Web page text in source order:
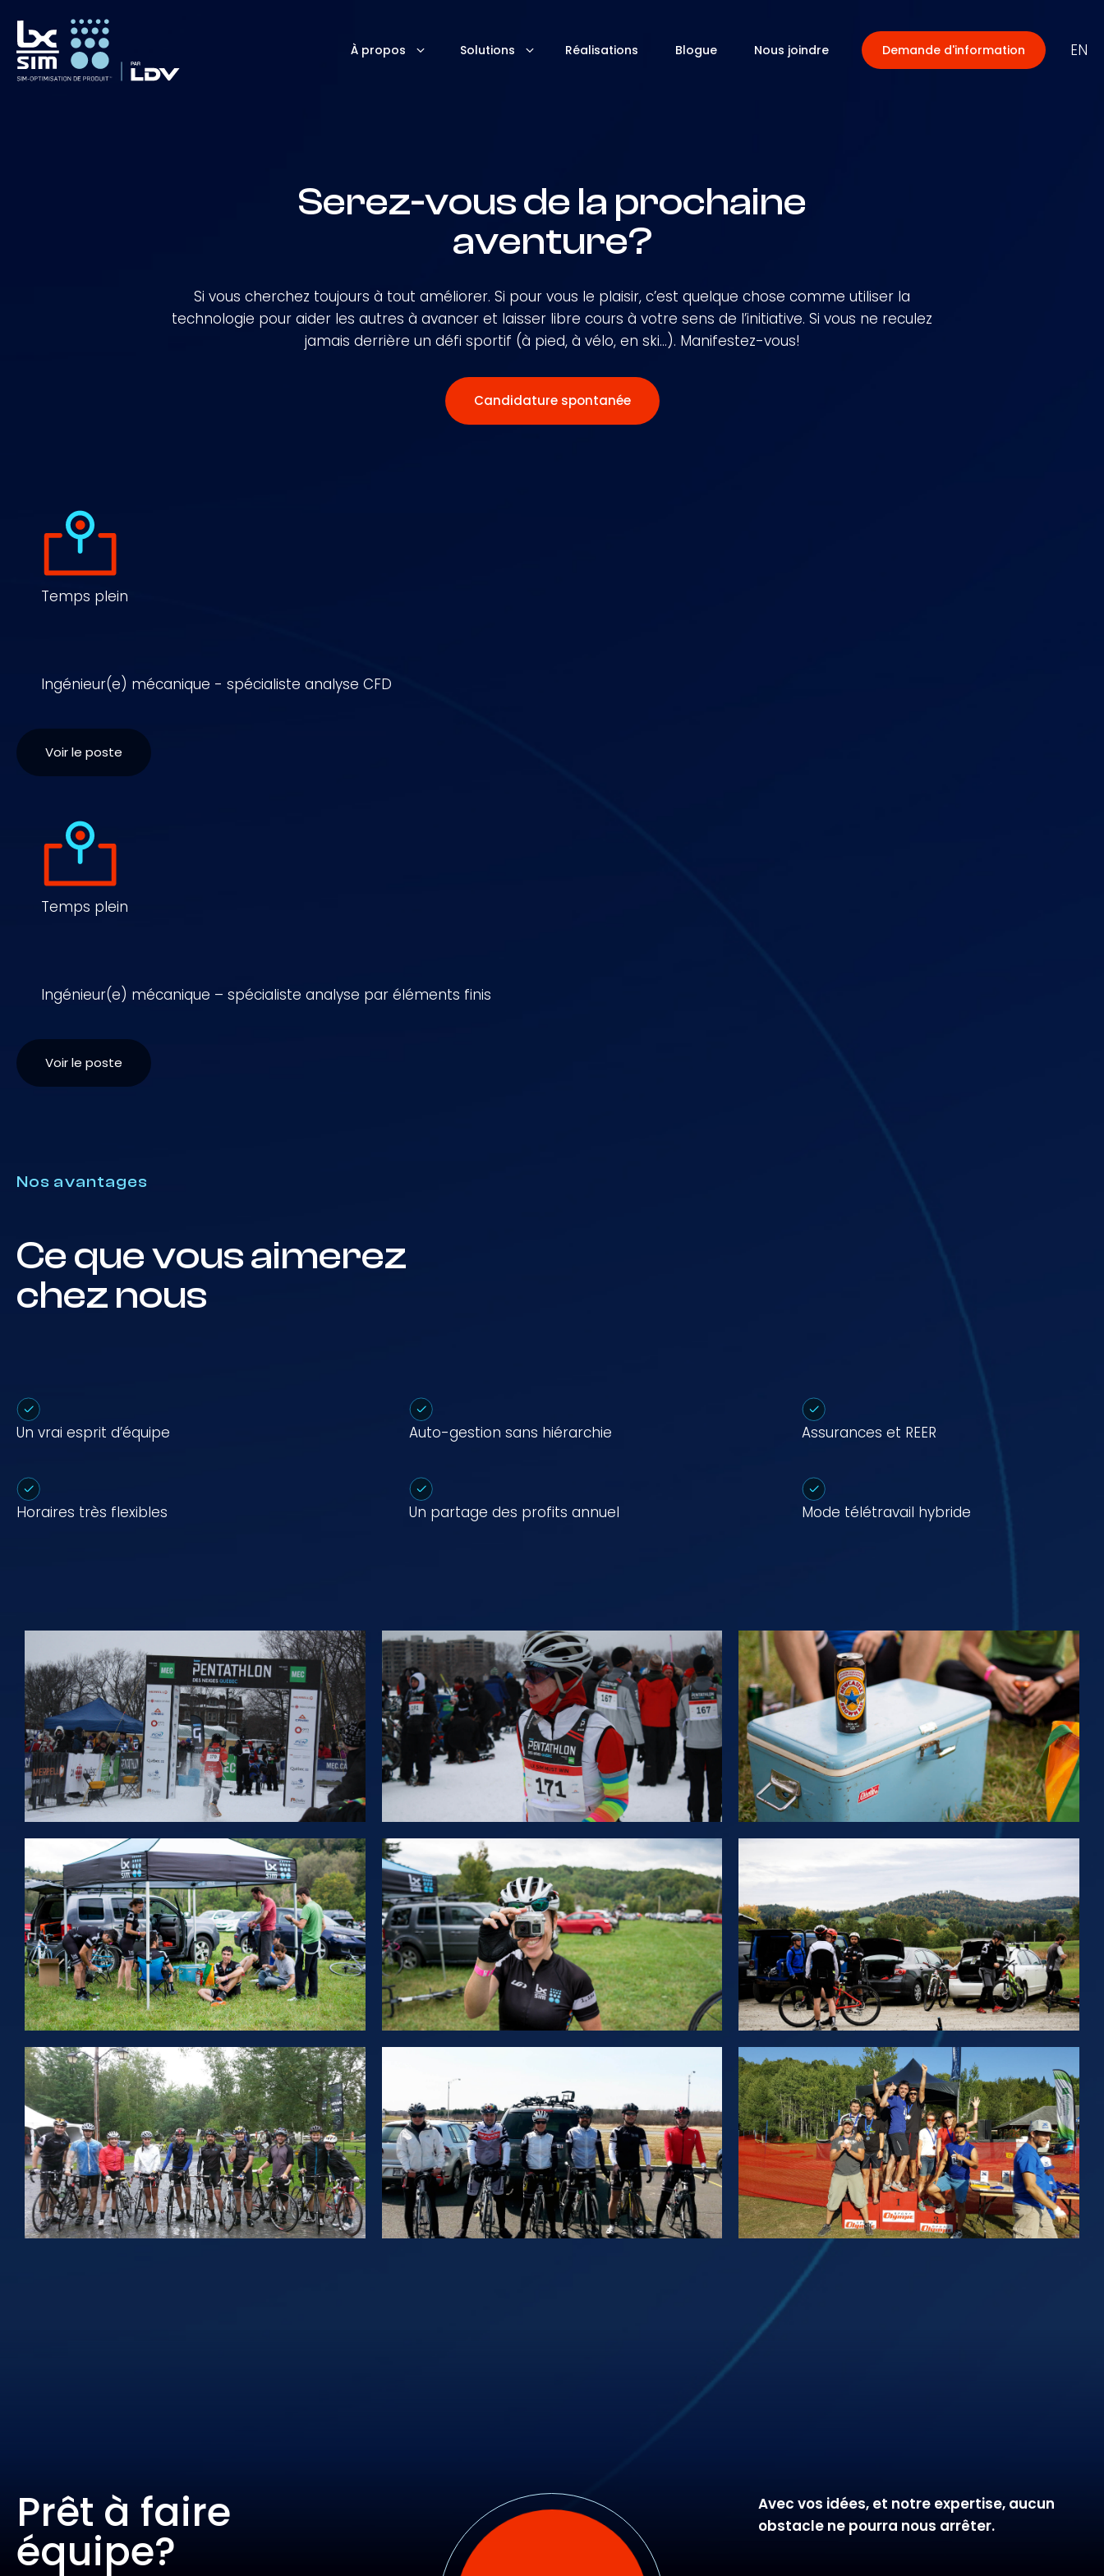
À propos Solutions Réalisations Blogue Nous joindre Demande d'information EN
Serez-vous de la prochaine
aventure?
Si vous cherchez toujours à tout améliorer. Si pour vous le plaisir, c’est quelque chose comme utiliser la
technologie pour aider les autres à avancer et laisser libre cours à votre sens de l’initiative. Si vous ne reculez
jamais derrière un défi sportif (à pied, à vélo, en ski…). Manifestez-vous!
Candidature spontanée
Temps plein
Ingénieur(e) mécanique - spécialiste analyse CFD
Voir le poste
Temps plein
Ingénieur(e) mécanique – spécialiste analyse par éléments finis
Voir le poste
Nos avantages
Ce que vous aimerez
chez nous
Un vrai esprit d’équipe Auto-gestion sans hiérarchie Assurances et REER
Horaires très flexibles Un partage des profits annuel Mode télétravail hybride
Prêt à faire
équipe?
Avec vos idées, et notre expertise, aucun
obstacle ne pourra nous arrêter.